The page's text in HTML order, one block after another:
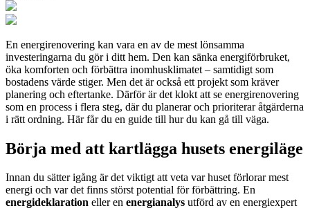
En energirenovering kan vara en av de mest lönsamma
investeringarna du gör i ditt hem. Den kan sänka energiförbruket,
öka komforten och förbättra inomhusklimatet – samtidigt som
bostadens värde stiger. Men det är också ett projekt som kräver
planering och eftertanke. Därför är det klokt att se energirenovering
som en process i flera steg, där du planerar och prioriterar åtgärderna
i rätt ordning. Här får du en guide till hur du kan gå till väga.
Börja med att kartlägga husets energiläge
Innan du sätter igång är det viktigt att veta var huset förlorar mest
energi och var det finns störst potential för förbättring. En
energideklaration eller en energianalys utförd av en energiexpert